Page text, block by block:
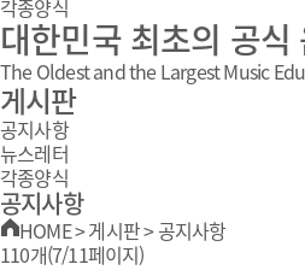
각종양식
대한민국 최초의 공식
The Oldest and the Largest Music
게시판
공지사항
뉴스레터
각종양식
공지사항
HOME>게시판>공지사항
110개(7/11페이지)